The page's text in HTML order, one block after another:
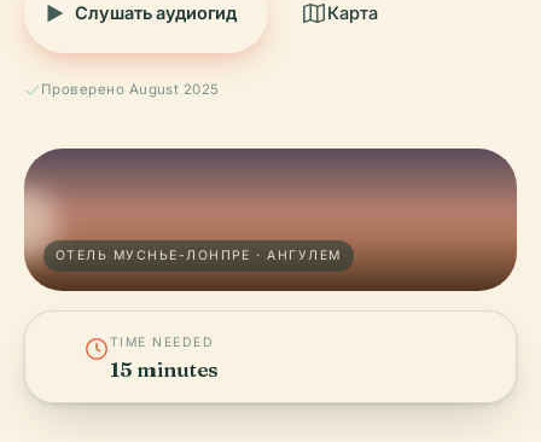
Слушать аудиогид Карта
Проверено August 2025
ОТЕЛЬ МУСНЬЕ-ЛОНПРЕ · АНГУЛЕМ
TIME NEEDED
15 minutes